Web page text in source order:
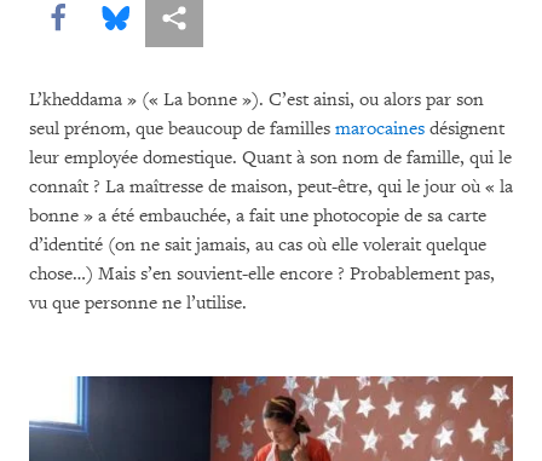
Share this via Facebook
Share this via Bluesky
Share this via Partagez
L’kheddama » (« La bonne »). C’est ainsi, ou alors par son
seul prénom, que beaucoup de familles marocaines désignent
leur employée domestique. Quant à son nom de famille, qui le
connaît ? La maîtresse de maison, peut-être, qui le jour où « la
bonne » a été embauchée, a fait une photocopie de sa carte
d’identité (on ne sait jamais, au cas où elle volerait quelque
chose…) Mais s’en souvient-elle encore ? Probablement pas,
vu que personne ne l’utilise.